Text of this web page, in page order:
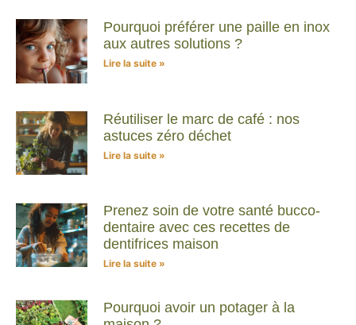
Pourquoi préférer une paille en inox
aux autres solutions ?
Lire la suite »
Réutiliser le marc de café : nos
astuces zéro déchet
Lire la suite »
Prenez soin de votre santé bucco-
dentaire avec ces recettes de
dentifrices maison
Lire la suite »
Pourquoi avoir un potager à la